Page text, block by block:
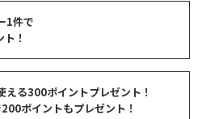
1件で
！
える300ポイントプレゼント！
200ポイントもプレゼント！